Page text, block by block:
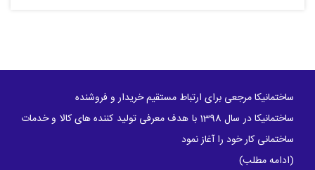
ساختمانیکا مرجعی برای ارتباط مستقیم خریدار و فروشنده
ساختمانیکا در سال 1398 با هدف معرفی تولید کننده های کالا و خدمات
ساختمانی کار خود را آغاز نمود
(ادامه مطلب)